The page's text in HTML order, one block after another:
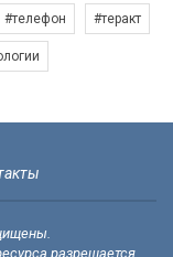
#телефон #теракт
разрешается